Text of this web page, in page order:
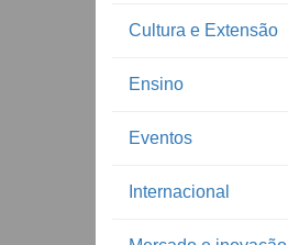
Cultura e Extensão
Ensino
Eventos
Internacional